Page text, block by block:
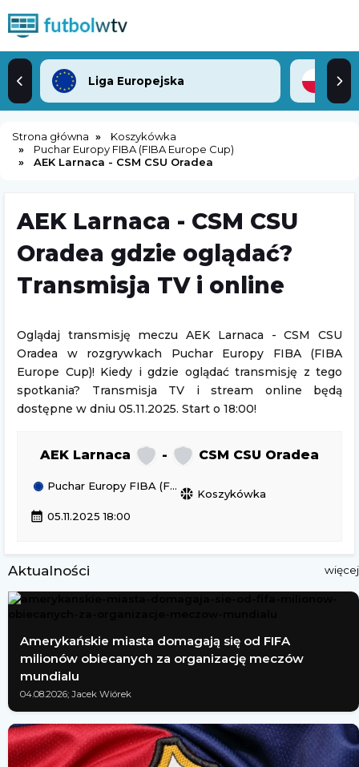
Liga Europejska 2.
Strona główna
Koszykówka
Puchar Europy FIBA (FIBA Europe Cup)
AEK Larnaca - CSM CSU Oradea
AEK Larnaca - CSM CSU
Oradea gdzie oglądać?
Transmisja TV i online
Oglądaj transmisję meczu AEK Larnaca - CSM CSU
Oradea w rozgrywkach Puchar Europy FIBA (FIBA
Europe Cup)! Kiedy i gdzie oglądać transmisję z tego
spotkania? Transmisja TV i stream online będą
dostępne w dniu 05.11.2025. Start o 18:00!
AEK Larnaca - CSM CSU Oradea
Puchar Europy FIBA (FIBA Europe Cup)
sports_basketball Koszykówka
calendar_month 05.11.2025 18:00
Aktualności więcej
Amerykańskie miasta domagają się od FIFA
milionów obiecanych za organizację meczów
mundialu
04.08.2026; Jacek Wiórek